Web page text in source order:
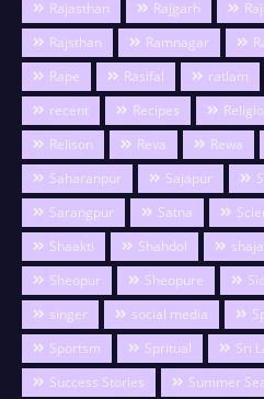
Rajasthan
Rajgarh
Rajsthan
Ramnagar
Rape
Rasifal ratlam
recent
Recipes
Relison
Reva Rewa
Saharanpur
Sajapur
Sarangpur
Satna
Shaakti
Shahdol
Sheopur
Sheopure
singer
social media
Sportsm
Spritual Sri
Success Stories
Summer